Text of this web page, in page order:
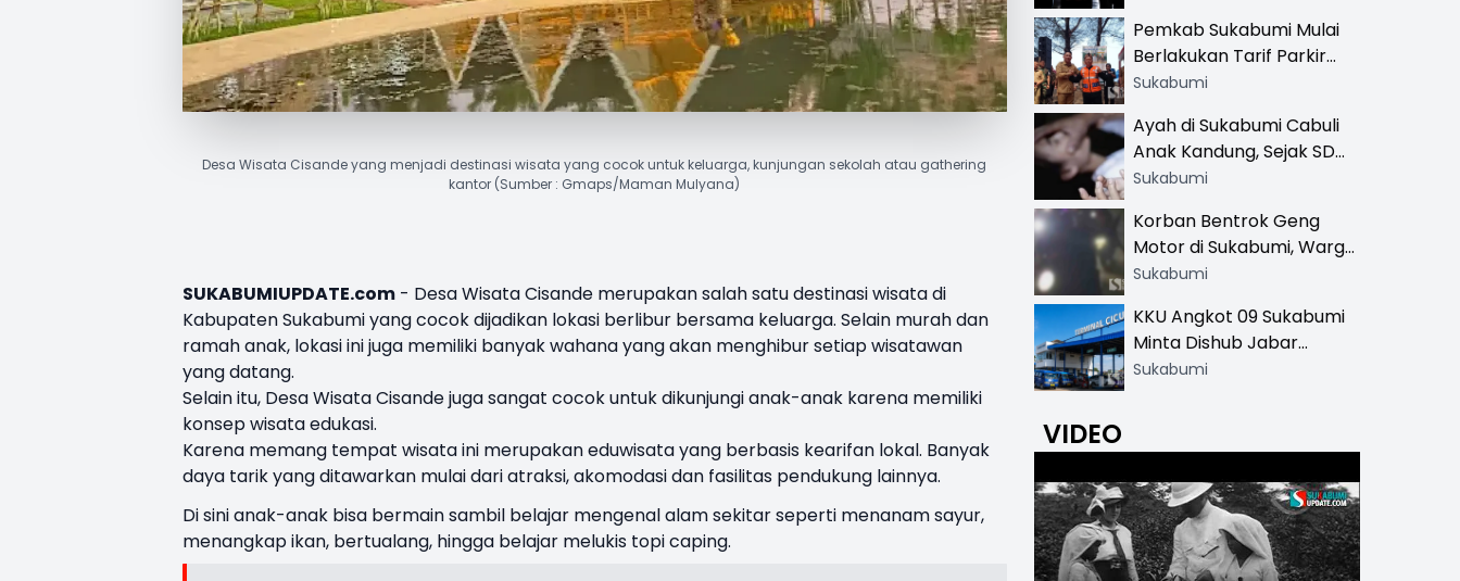
Desa Wisata Cisande yang menjadi destinasi wisata yang cocok untuk keluarga, kunjungan sekolah atau gathering
kantor (Sumber : Gmaps/Maman Mulyana)
SUKABUMIUPDATE.com - Desa Wisata Cisande merupakan salah satu destinasi wisata di
Kabupaten Sukabumi yang cocok dijadikan lokasi berlibur bersama keluarga. Selain murah dan
ramah anak, lokasi ini juga memiliki banyak wahana yang akan menghibur setiap wisatawan
yang datang.
Selain itu, Desa Wisata Cisande juga sangat cocok untuk dikunjungi anak-anak karena memiliki
konsep wisata edukasi.
Karena memang tempat wisata ini merupakan eduwisata yang berbasis kearifan lokal. Banyak
daya tarik yang ditawarkan mulai dari atraksi, akomodasi dan fasilitas pendukung lainnya.
Di sini anak-anak bisa bermain sambil belajar mengenal alam sekitar seperti menanam sayur,
menangkap ikan, bertualang, hingga belajar melukis topi caping.
Pemkab Sukabumi Mulai
Berlakukan Tarif Parkir
Resmi di 13 Lokasi Wisata,
Khusus
Sukabumi
Ayah di Sukabumi Cabuli
Anak Kandung, Sejak SD
Hingga SMA
Sukabumi
Korban Bentrok Geng
Motor di Sukabumi, Warga
dan Sopir Tangki
Sukabumi
KKU Angkot 09 Sukabumi
Minta Dishub Jabar
Tertibkan Trayek Ciawi-
Sukabumi
VIDEO